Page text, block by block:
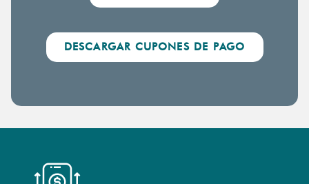
DESCARGAR CUPONES DE PAGO